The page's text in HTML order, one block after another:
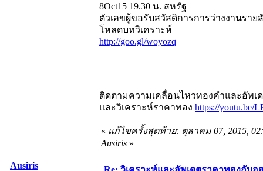
8Oct15 19.30 น. สหรัฐ
ตัวเลขผู้ขอรับสวัสดิการการว่างงานราย
โหลดบทวิเคราะห์
http://goo.gl/woyozq
ติดตามความเคลื่อนไหวทองคำและอัพเ
และวิเคราะห์ราคาทอง https://youtu.be/
« แก้ไขครั้งสุดท้าย: ตุลาคม 07, 2015,
Ausiris »
Ausiris